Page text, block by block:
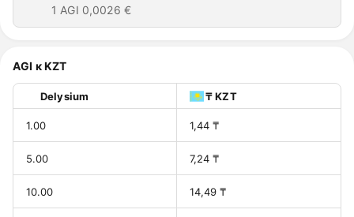
1 AGI 0,0026 €
AGI к KZT
Delysium ₸ KZT
1.00 1,44 ₸
5.00 7,24 ₸
10.00 14,49 ₸